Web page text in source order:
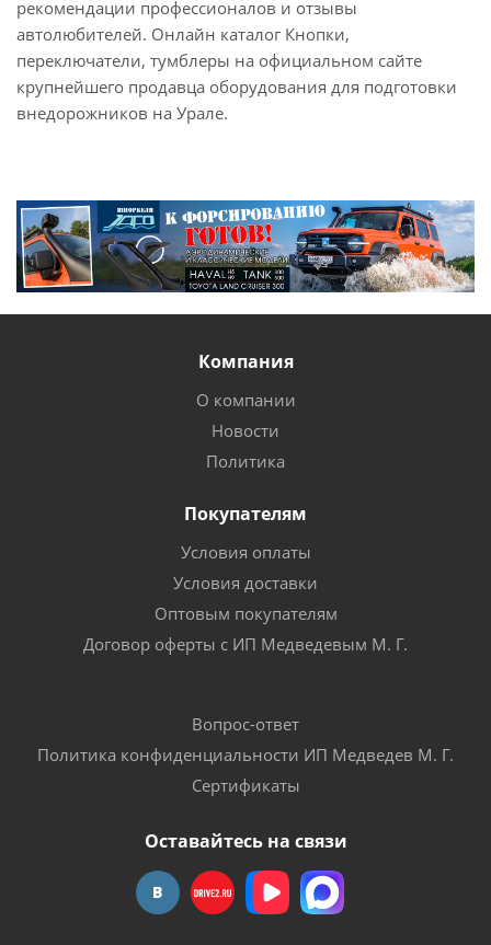
рекомендации профессионалов и отзывы
автолюбителей. Онлайн каталог Кнопки,
переключатели, тумблеры на официальном сайте
крупнейшего продавца оборудования для подготовки
внедорожников на Урале.
Компания
О компании
Новости
Политика
Покупателям
Условия оплаты
Условия доставки
Оптовым покупателям
Договор оферты с ИП Медведевым М. Г.
Вопрос-ответ
Политика конфиденциальности ИП Медведев М. Г.
Сертификаты
Оставайтесь на связи